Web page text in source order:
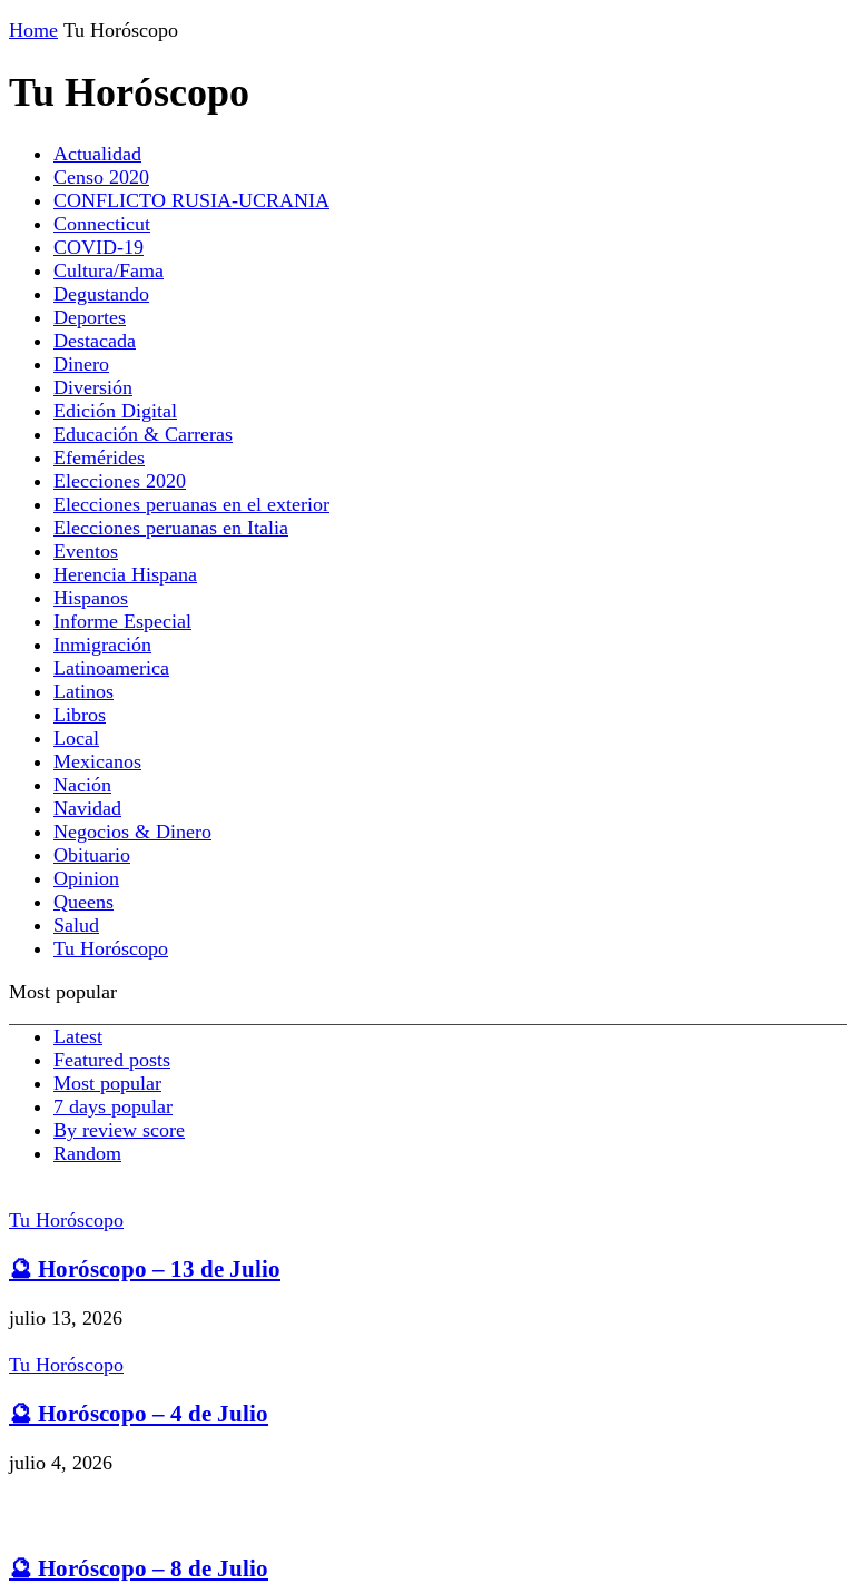
Home Tu Horóscopo
Tu Horóscopo
Actualidad
Censo 2020
CONFLICTO RUSIA-UCRANIA
Connecticut
COVID-19
Cultura/Fama
Degustando
Deportes
Destacada
Dinero
Diversión
Edición Digital
Educación & Carreras
Efemérides
Elecciones 2020
Elecciones peruanas en el exterior
Elecciones peruanas en Italia
Eventos
Herencia Hispana
Hispanos
Informe Especial
Inmigración
Latinoamerica
Latinos
Libros
Local
Mexicanos
Nación
Navidad
Negocios & Dinero
Obituario
Opinion
Queens
Salud
Tu Horóscopo
Most popular
Latest
Featured posts
Most popular
7 days popular
By review score
Random
Tu Horóscopo
🔮 Horóscopo – 13 de Julio
julio 13, 2026
Tu Horóscopo
🔮 Horóscopo – 4 de Julio
julio 4, 2026
🔮 Horóscopo – 8 de Julio